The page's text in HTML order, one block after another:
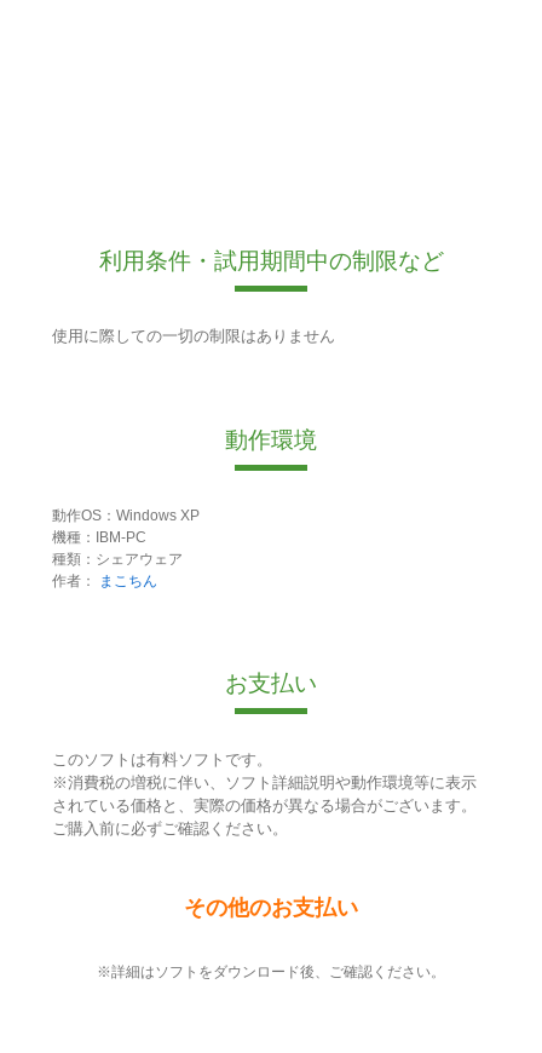
利用条件・試用期間中の制限など
使用に際しての一切の制限はありません
動作環境
動作OS：Windows XP
機種：IBM-PC
種類：シェアウェア
作者：
まこちん
お支払い
このソフトは有料ソフトです。
※消費税の増税に伴い、ソフト詳細説明や動作環境等に表示
されている価格と、実際の価格が異なる場合がございます。
ご購入前に必ずご確認ください。
その他のお支払い
※詳細はソフトをダウンロード後、ご確認ください。